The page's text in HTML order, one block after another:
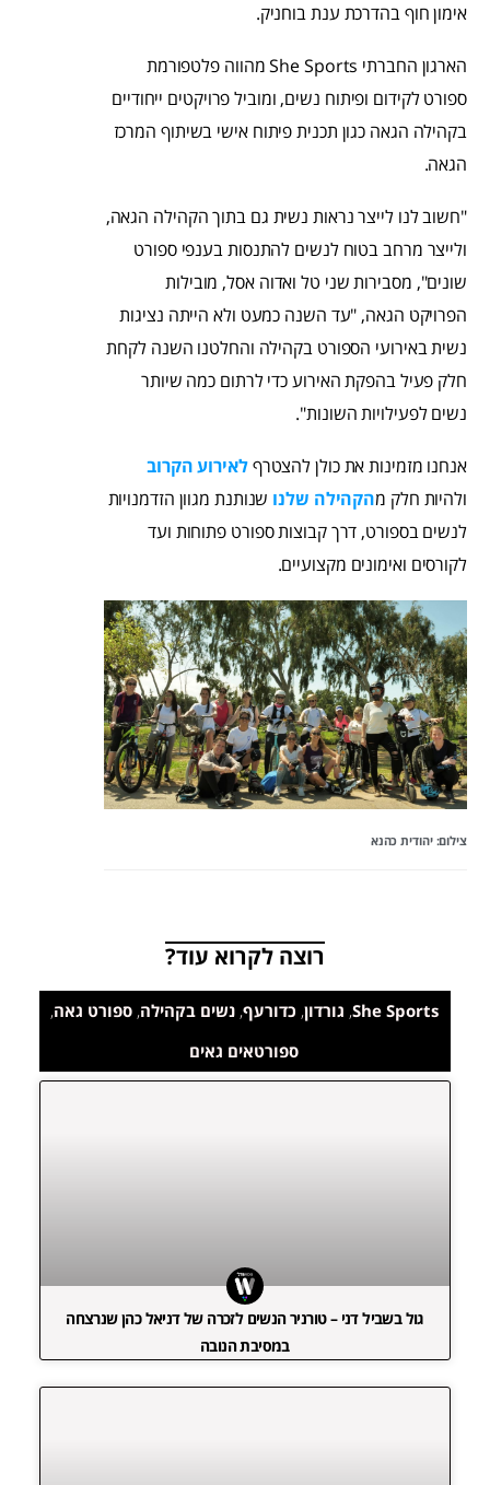
אימון חוף בהדרכת ענת בוחניק.
הארגון החברתי She Sports מהווה פלטפורמת
ספורט לקידום ופיתוח נשים, ומוביל פרויקטים ייחודיים
בקהילה הגאה כגון תכנית פיתוח אישי בשיתוף המרכז
הגאה.
"חשוב לנו לייצר נראות נשית גם בתוך הקהילה הגאה,
ולייצר מרחב בטוח לנשים להתנסות בענפי ספורט
שונים", מסבירות שני טל ואדוה אסל, מובילות
הפרויקט הגאה, "עד השנה כמעט ולא הייתה נציגות
נשית באירועי הספורט בקהילה והחלטנו השנה לקחת
חלק פעיל בהפקת האירוע כדי לרתום כמה שיותר
נשים לפעילויות השונות".
אנחנו מזמינות את כולן להצטרףלאירוע הקרוב
ולהיות חלק מהקהילה שלנו שנותנת מגוון הזדמנויות
לנשים בספורט, דרך קבוצות ספורט פתוחות ועד
לקורסים ואימונים מקצועיים.
צילום: יהודית כהנא
רוצה לקרוא עוד?
She Sports
, גורדון, כדורעף,נשים בקהילה,ספורט גאה,
ספורטאים גאים
גול בשביל דני – טורניר הנשים לזכרה של דניאל כהן שנרצחה
במסיבת הנובה